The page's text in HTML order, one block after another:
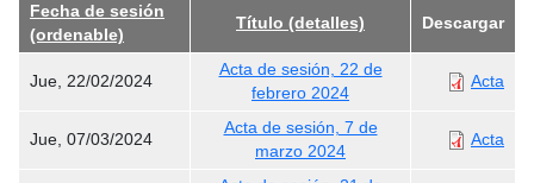
Fecha de sesión
(ordenable)
Título (detalles) Descargar
Jue, 22/02/2024
Acta de sesión, 22 de
febrero 2024
Acta
Jue, 07/03/2024
Acta de sesión, 7 de
marzo 2024
Acta